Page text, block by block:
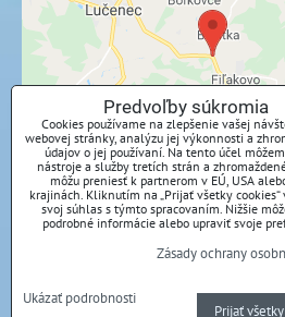
súkromia
Prajete si načítať externý
Povoliť tentokrát
Povoliť a zapamätať - súhlas s
Funkčné
Otvoriť obsah v novom
Predvoľby súkromia
Cookies používame na zlepšenie vašej
webovej stránky, analýzu jej výkonnosti a
údajov o jej používaní. Na tento účel
nástroje a služby tretích strán a
môžu preniesť k partnerom v EÚ, USA
krajinách. Kliknutím na „Prijať všetky cookies“
svoj súhlas s týmto spracovaním. Nižšie
podrobné informácie alebo upraviť svoje
Zásady ochrany
Ukázať podrobnosti
Prijať